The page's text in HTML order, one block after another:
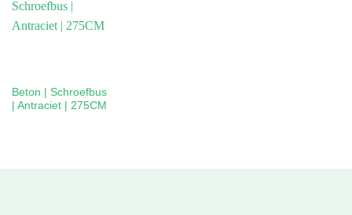
Beton | Schroefbus
| Antraciet | 275CM